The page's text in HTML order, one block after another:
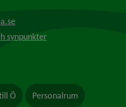
synpunkter
Ö Personalrum